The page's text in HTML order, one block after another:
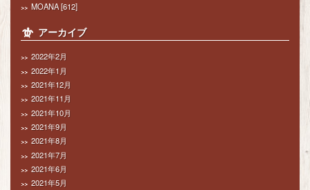
MOANA[612]
アーカイブ
2022年2月
2022年1月
2021年12月
2021年11月
2021年10月
2021年9月
2021年8月
2021年7月
2021年6月
2021年5月